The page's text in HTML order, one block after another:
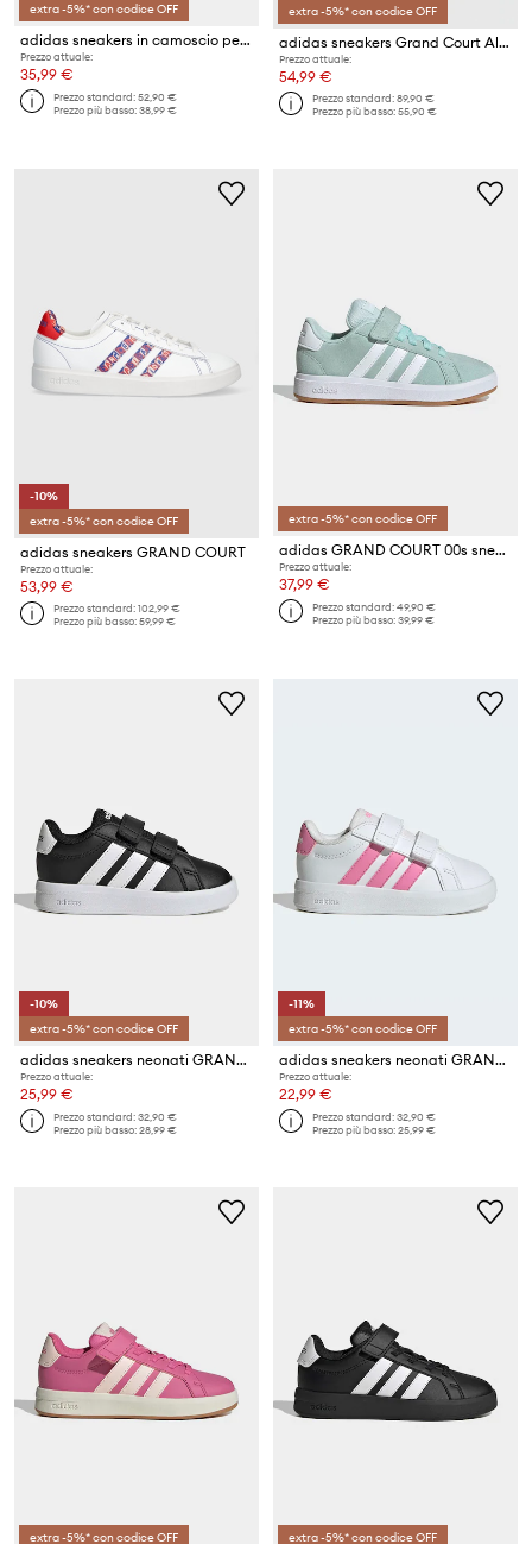
extra -5%* con codice OFF
adidas sneakers in camoscio per bambini GRAND COURT 00s
Prezzo attuale:
35,99 €
Prezzo standard:52,90 €
Prezzo più basso:38,99 €
extra -5%* con codice OFF
adidas sneakers Grand Court Alpha
Prezzo attuale:
54,99 €
Prezzo standard:89,90 €
Prezzo più basso:55,90 €
-10%
extra -5%* con codice OFF
adidas sneakers GRAND COURT
Prezzo attuale:
53,99 €
Prezzo standard:102,99 €
Prezzo più basso:59,99 €
extra -5%* con codice OFF
adidas GRAND COURT 00s sneakers per bambini in scamoscio
Prezzo attuale:
37,99 €
Prezzo standard:49,90 €
Prezzo più basso:39,99 €
-10%
extra -5%* con codice OFF
adidas sneakers neonati GRAND COURT 3.0
Prezzo attuale:
25,99 €
Prezzo standard:32,90 €
Prezzo più basso:28,99 €
-11%
extra -5%* con codice OFF
adidas sneakers neonati GRAND COURT 3.0
Prezzo attuale:
22,99 €
Prezzo standard:32,90 €
Prezzo più basso:25,99 €
extra -5%* con codice OFF extra -5%* con codice OFF